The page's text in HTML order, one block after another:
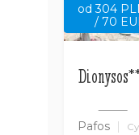
od 304
/ 70
Pafos